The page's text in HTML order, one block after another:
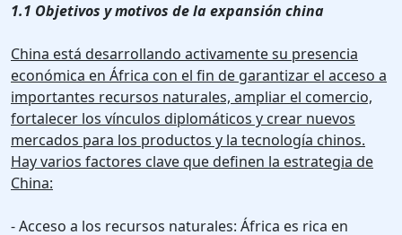
1.1 Objetivos y motivos de la expansión china
China está desarrollando activamente su presencia
económica en África con el fin de garantizar el acceso a
importantes recursos naturales, ampliar el comercio,
fortalecer los vínculos diplomáticos y crear nuevos
mercados para los productos y la tecnología chinos.
Hay varios factores clave que definen la estrategia de
China:
- Acceso a los recursos naturales: África es rica en